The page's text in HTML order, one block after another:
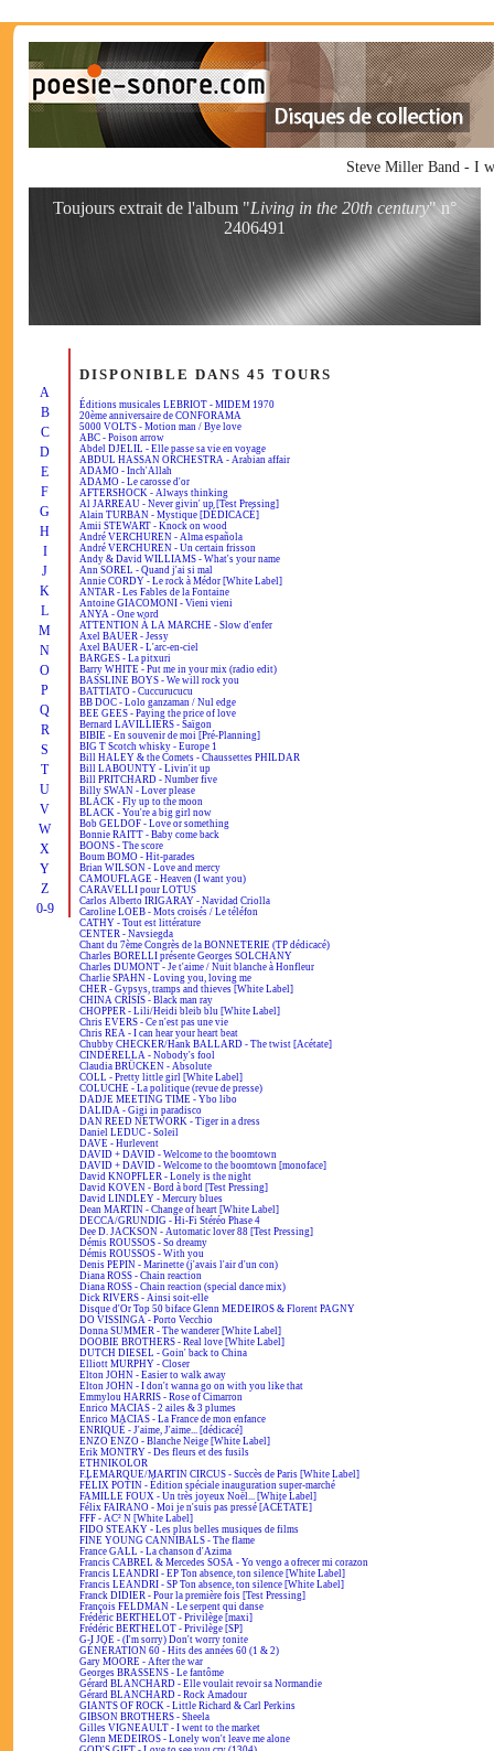
Steve Miller Band - I
Toujours extrait de l'album "Living in the 20th century" n°
2406491
A
B
C
D
E
F
G
H
I
J
K
L
M
N
O
P
Q
R
S
T
U
V
W
X
Y
Z
0-9
DISPONIBLE DANS 45 TOURS
Éditions musicales LEBRIOT - MIDEM 1970
20ème anniversaire de CONFORAMA
5000 VOLTS - Motion man / Bye love
ABC - Poison arrow
Abdel DJELIL - Elle passe sa vie en voyage
ABDUL HASSAN ORCHESTRA - Arabian affair
ADAMO - Inch'Allah
ADAMO - Le carosse d'or
AFTERSHOCK - Always thinking
Al JARREAU - Never givin' up [Test Pressing]
Alain TURBAN - Mystique [DÉDICACÉ]
Amii STEWART - Knock on wood
André VERCHUREN - Alma española
André VERCHUREN - Un certain frisson
Andy & David WILLIAMS - What's your name
Ann SOREL - Quand j'ai si mal
Annie CORDY - Le rock à Médor [White Label]
ANTAR - Les Fables de la Fontaine
Antoine GIACOMONI - Vieni vieni
ANYA - One word
ATTENTION À LA MARCHE - Slow d'enfer
Axel BAUER - Jessy
Axel BAUER - L'arc-en-ciel
BARGES - La pitxuri
Barry WHITE - Put me in your mix (radio edit)
BASSLINE BOYS - We will rock you
BATTIATO - Cuccurucucu
BB DOC - Lolo ganzaman / Nul edge
BEE GEES - Paying the price of love
Bernard LAVILLIERS - Saïgon
BIBIE - En souvenir de moi [Pré-Planning]
BIG T Scotch whisky - Europe 1
Bill HALEY & the Comets - Chaussettes PHILDAR
Bill LABOUNTY - Livin'it up
Bill PRITCHARD - Number five
Billy SWAN - Lover please
BLACK - Fly up to the moon
BLACK - You're a big girl now
Bob GELDOF - Love or something
Bonnie RAITT - Baby come back
BOONS - The score
Boum BOMO - Hit-parades
Brian WILSON - Love and mercy
CAMOUFLAGE - Heaven (I want you)
CARAVELLI pour LOTUS
Carlos Alberto IRIGARAY - Navidad Criolla
Caroline LOEB - Mots croisés / Le téléfon
CATHY - Tout est littérature
CENTER - Navsiegda
Chant du 7ème Congrès de la BONNETERIE (TP dédicacé)
Charles BORELLI présente Georges SOLCHANY
Charles DUMONT - Je t'aime / Nuit blanche à Honfleur
Charlie SPAHN - Loving you, loving me
CHER - Gypsys, tramps and thieves [White Label]
CHINA CRISIS - Black man ray
CHOPPER - Lili/Heidi bleib blu [White Label]
Chris EVERS - Ce n'est pas une vie
Chris REA - I can hear your heart beat
Chubby CHECKER/Hank BALLARD - The twist [Acétate]
CINDERELLA - Nobody's fool
Claudia BRÜCKEN - Absolute
COLL - Pretty little girl [White Label]
COLUCHE - La politique (revue de presse)
DADJE MEETING TIME - Ybo libo
DALIDA - Gigi in paradisco
DAN REED NETWORK - Tiger in a dress
Daniel LEDUC - Soleil
DAVE - Hurlevent
DAVID + DAVID - Welcome to the boomtown
DAVID + DAVID - Welcome to the boomtown [monoface]
David KNOPFLER - Lonely is the night
David KOVEN - Bord à bord [Test Pressing]
David LINDLEY - Mercury blues
Dean MARTIN - Change of heart [White Label]
DECCA/GRUNDIG - Hi-Fi Stéréo Phase 4
Dee D. JACKSON - Automatic lover 88 [Test Pressing]
Démis ROUSSOS - So dreamy
Démis ROUSSOS - With you
Denis PEPIN - Marinette (j'avais l'air d'un con)
Diana ROSS - Chain reaction
Diana ROSS - Chain reaction (special dance mix)
Dick RIVERS - Ainsi soit-elle
Disque d'Or Top 50 biface Glenn MEDEIROS & Florent PAGNY
DO VISSINGA - Porto Vecchio
Donna SUMMER - The wanderer [White Label]
DOOBIE BROTHERS - Real love [White Label]
DUTCH DIESEL - Goin' back to China
Elliott MURPHY - Closer
Elton JOHN - Easier to walk away
Elton JOHN - I don't wanna go on with you like that
Emmylou HARRIS - Rose of Cimarron
Enrico MACIAS - 2 ailes & 3 plumes
Enrico MACIAS - La France de mon enfance
ENRIQUÉ - J'aime, J'aime... [dédicacé]
ENZO ENZO - Blanche Neige [White Label]
Erik MONTRY - Des fleurs et des fusils
ETHNIKOLOR
F.LEMARQUE/MARTIN CIRCUS - Succès de Paris [White Label]
FÉLIX POTIN - Édition spéciale inauguration super-marché
FAMILLE FOUX - Un très joyeux Noël... [White Label]
Félix FAIRANO - Moi je n'suis pas pressé [ACÉTATE]
FFF - AC² N [White Label]
FIDO STEAKY - Les plus belles musiques de films
FINE YOUNG CANNIBALS - The flame
France GALL - La chanson d'Azima
Francis CABREL & Mercedes SOSA - Yo vengo a ofrecer mi corazon
Francis LEANDRI - EP Ton absence, ton silence [White Label]
Francis LEANDRI - SP Ton absence, ton silence [White Label]
Franck DIDIER - Pour la première fois [Test Pressing]
François FELDMAN - Le serpent qui danse
Frédéric BERTHELOT - Privilège [maxi]
Frédéric BERTHELOT - Privilège [SP]
G-I JOE - (I'm sorry) Don't worry tonite
GÉNÉRATION 60 - Hits des années 60 (1 & 2)
Gary MOORE - After the war
Georges BRASSENS - Le fantôme
Gérard BLANCHARD - Elle voulait revoir sa Normandie
Gérard BLANCHARD - Rock Amadour
GIANTS OF ROCK - Little Richard & Carl Perkins
GIBSON BROTHERS - Sheela
Gilles VIGNEAULT - I went to the market
Glenn MEDEIROS - Lonely won't leave me alone